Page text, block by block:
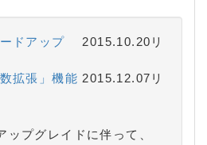
ドアップ 2015.10.20リ
拡張」機能 2015.12.07リ
ップグレイドに伴って、